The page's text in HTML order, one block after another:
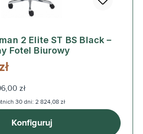
2 Elite ST BS Black –
Fotel Biurowy
zł
30 dni: 2 824,08 zł
Konfiguruj